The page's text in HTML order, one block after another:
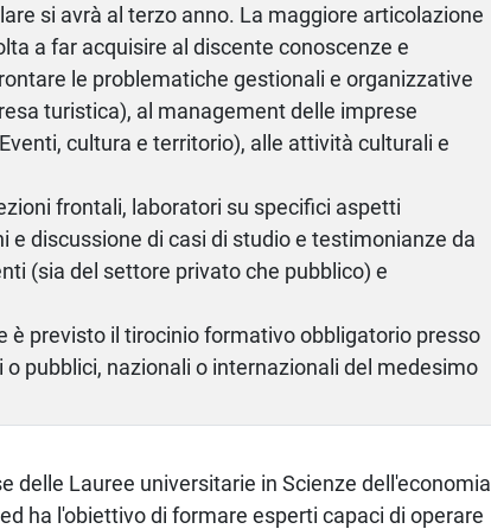
si avrà al terzo anno. La maggiore articolazione
a far acquisire al discente conoscenze e
le problematiche gestionali e organizzative
turistica), al management delle imprese
cultura e territorio), alle attività culturali e
frontali, laboratori su specifici aspetti
e discussione di casi di studio e testimonianze da
(sia del settore privato che pubblico) e
è previsto il tirocinio formativo obbligatorio presso
pubblici, nazionali o internazionali del medesimo
delle Lauree universitarie in Scienze dell'economia
ha l'obiettivo di formare esperti capaci di operare